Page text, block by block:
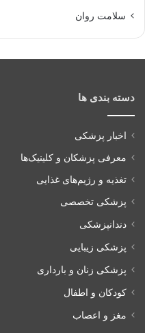
سلامت روان
دسته بندی ها
اخبار پزشکی
معرفی پزشکان و کلینیک‌ها
تغذیه و رژیم‌های غذایی
پزشکی تخصصی
دندانپزشکی
پزشکی زیبایی
پزشکی زنان و بارداری
کودکان و اطفال
مغز و اعصاب